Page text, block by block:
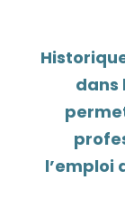
dans
l’emploi